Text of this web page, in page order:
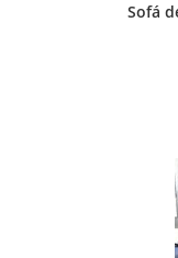
Sofá